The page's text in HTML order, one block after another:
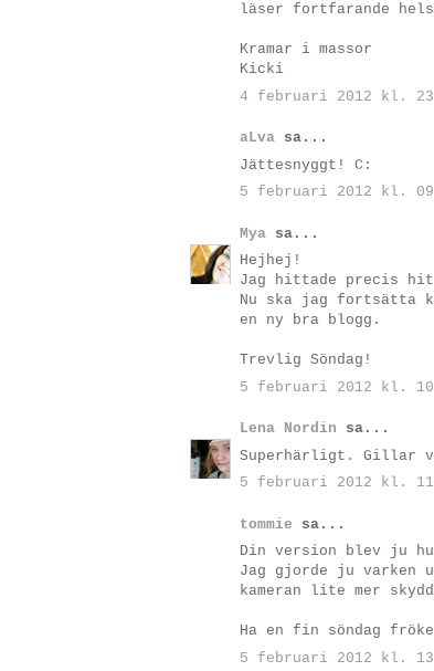
läser fortfarande
Kramar i massor
Kicki
4 februari 2012 kl.
aLva sa...
Jättesnyggt! C:
5 februari 2012 kl.
Mya sa...
Hejhej!
Jag hittade precis
Nu ska jag fortsätta
en ny bra blogg.
Trevlig Söndag!
5 februari 2012 kl.
Lena Nordin sa...
Superhärligt. Gillar
5 februari 2012 kl.
tommie sa...
Din version blev ju
Jag gjorde ju
kameran lite mer
Ha en fin söndag
5 februari 2012 kl.